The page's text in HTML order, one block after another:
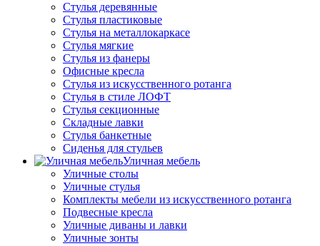
Стулья деревянные
Стулья пластиковые
Стулья на металлокаркасе
Стулья мягкие
Стулья из фанеры
Офисные кресла
Стулья из искусственного ротанга
Стулья в стиле ЛОФТ
Стулья секционные
Складные лавки
Стулья банкетные
Сиденья для стульев
Уличная мебель
Уличные столы
Уличные стулья
Комплекты мебели из искусственного ротанга
Подвесные кресла
Уличные диваны и лавки
Уличные зонты